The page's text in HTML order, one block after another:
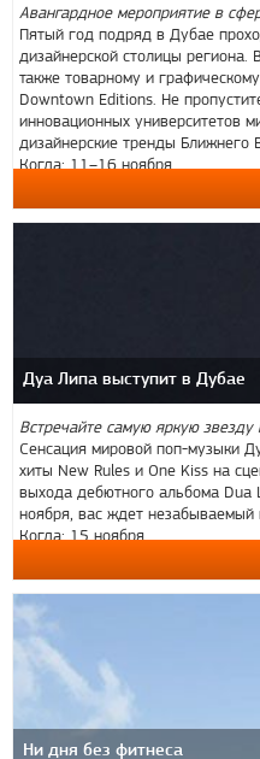
Авангардное мероприятие в
Пятый год подряд в Дубае
дизайнерской столицы
также товарному и
Downtown Editions. Не
инновационных университетов
дизайнерские тренды
Когда: 11–16 ноября
Дуа Липа выступит в Дубае
Встречайте самую яркую
Сенсация мировой поп-музыки
хиты New Rules и One Kiss на
выхода дебютного альбома Dua
ноября, вас ждет незабываемый
Когда: 15 ноября
Ни дня без фитнеса